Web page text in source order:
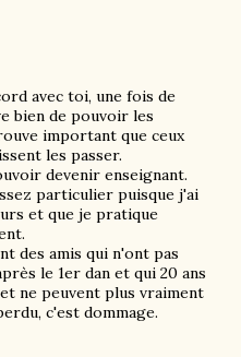
avec toi, une fois de
bien de pouvoir les
important que ceux
les passer.
devenir enseignant.
particulier puisque j'ai
et que je pratique
des amis qui n'ont pas
le 1er dan et qui 20 ans
ne peuvent plus vraiment
c'est dommage.